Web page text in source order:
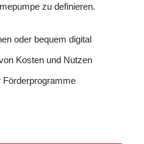
zu definieren.
oder bequem digital
Kosten und Nutzen
Förderprogramme